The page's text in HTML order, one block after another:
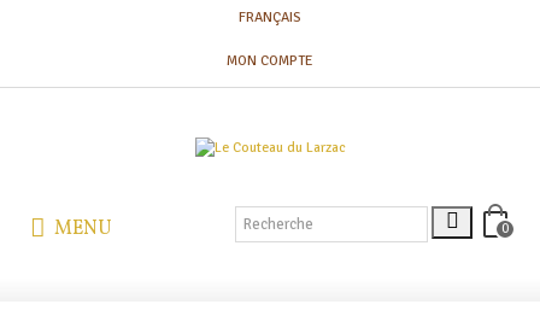
FRANÇAIS
MON COMPTE
MENU 0